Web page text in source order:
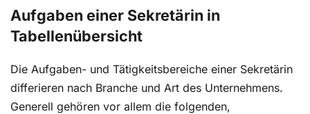
Aufgaben einer Sekretärin in
Tabellenübersicht
Die Aufgaben- und Tätigkeitsbereiche einer Sekretärin
differieren nach Branche und Art des Unternehmens.
Generell gehören vor allem die folgenden,